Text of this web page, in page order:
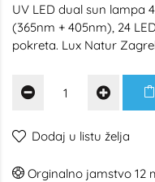
UV LED dual sun lampa
(365nm + 405nm), 24
pokreta. Lux Natur
Dodaj u listu želja
Orginalno jamstvo 12